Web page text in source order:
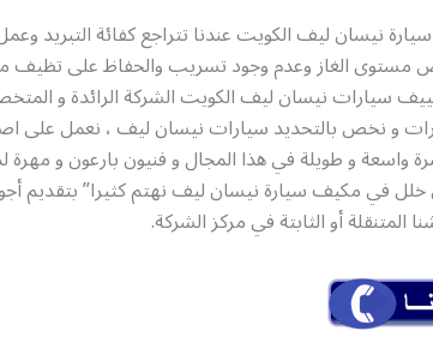
نيسان ليف الكويت عندنا تتراجع كفائة التبريد
مستوى الغاز وعدم وجود تسريب والحفاظ على تظيف
سيارات نيسان ليف الكويت الشركة الرائدة و
و نخص بالتحديد سيارات نيسان ليف ، نعمل على
واسعة و طويلة في هذا المجال و فنيون بارعون و مهرة
في مكيف سيارة نيسان ليف نهتم كثيرا” بتقديم
المتنقلة أو الثابتة في مركز الشركة.